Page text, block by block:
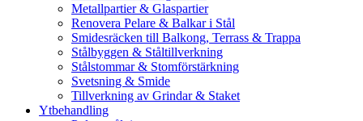
Metallpartier & Glaspartier
Renovera Pelare & Balkar i Stål
Smidesräcken till Balkong, Terrass & Trappa
Stålbyggen & Ståltillverkning
Stålstommar & Stomförstärkning
Svetsning & Smide
Tillverkning av Grindar & Staket
Ytbehandling